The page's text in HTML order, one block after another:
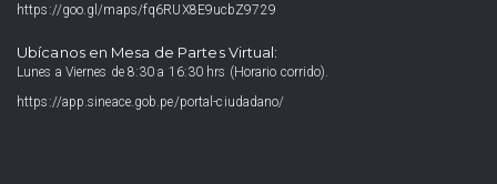
https://goo.gl/maps/fq6RUX8E9ucbZ9729
Ubícanos en Mesa de Partes Virtual:
Lunes a Viernes de 8:30 a 16:30 hrs (Horario corrido).
https://app.sineace.gob.pe/portal-ciudadano/